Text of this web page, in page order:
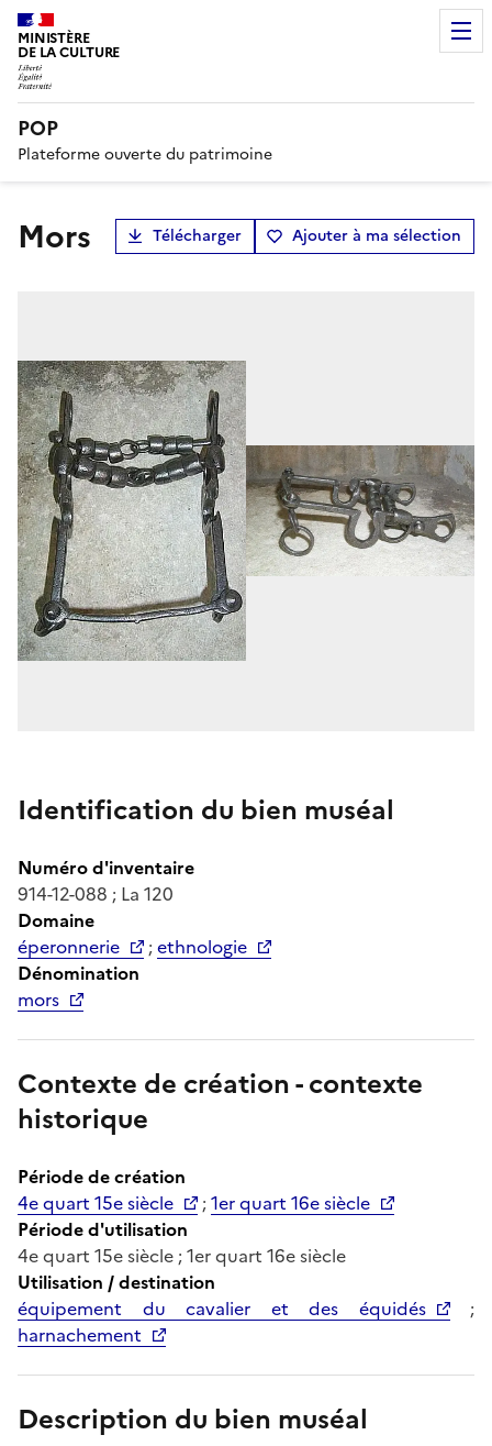
MINISTÈRE
DE LA CULTURE
POP
Plateforme ouverte du patrimoine
mors Télécharger Ajouter à ma sélection
Identification du bien muséal
Numéro d'inventaire
914-12-088 ; La 120
Domaine
éperonnerie
;ethnologie
Dénomination
mors
Contexte de création - contexte
historique
Période de création
4e quart 15e siècle
;1er quart 16e siècle
Période d'utilisation
4e quart 15e siècle ; 1er quart 16e siècle
Utilisation / destination
équipement du cavalier et des équidés
;
harnachement
Description du bien muséal